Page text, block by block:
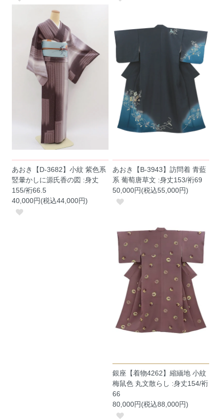
あおき【D-3682】小紋 紫色系
竪暈かしに源氏香の図 :身丈
155/裄66.5
40,000円(税込44,000円)
あおき【B-3943】訪問着 青藍
系 葡萄唐草文 :身丈153/裄69
50,000円(税込55,000円)
銀座【着物4262】縮緬地 小紋
梅鼠色 丸文散らし :身丈154/裄
66
80,000円(税込88,000円)